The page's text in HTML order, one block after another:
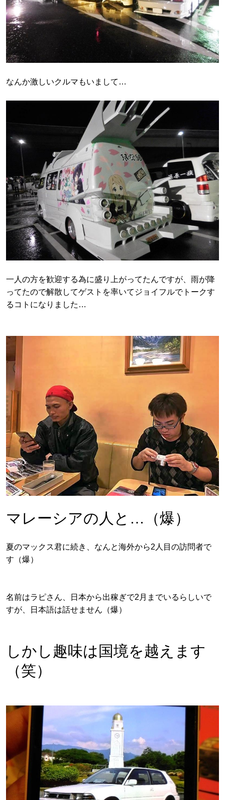
なんか激しいクルマもいまして…
一人の方を歓迎する為に盛り上がってたんですが、雨が降
ってたので解散してゲストを率いてジョイフルでトークす
るコトになりました…
マレーシアの人と…（爆）
夏のマックス君に続き、なんと海外から2人目の訪問者で
す（爆）
名前はラピさん、日本から出稼ぎで2月までいるらしいで
すが、日本語は話せません（爆）
しかし趣味は国境を越えます
（笑）